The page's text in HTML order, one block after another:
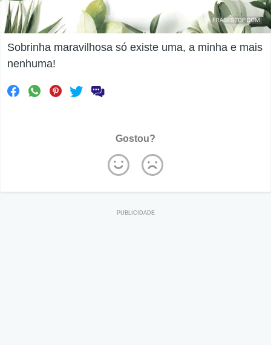
Sobrinha maravilhosa só existe uma, a minha e mais
nenhuma!
Gostou?